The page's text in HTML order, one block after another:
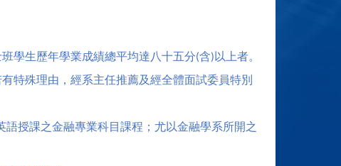
班學生歷年學業成績總平均達八十五分(含) 以上者。
特殊理由，經系主任推薦及經全體面試委員特別
授課之金融專業科目課程；尤以金融學系所開之